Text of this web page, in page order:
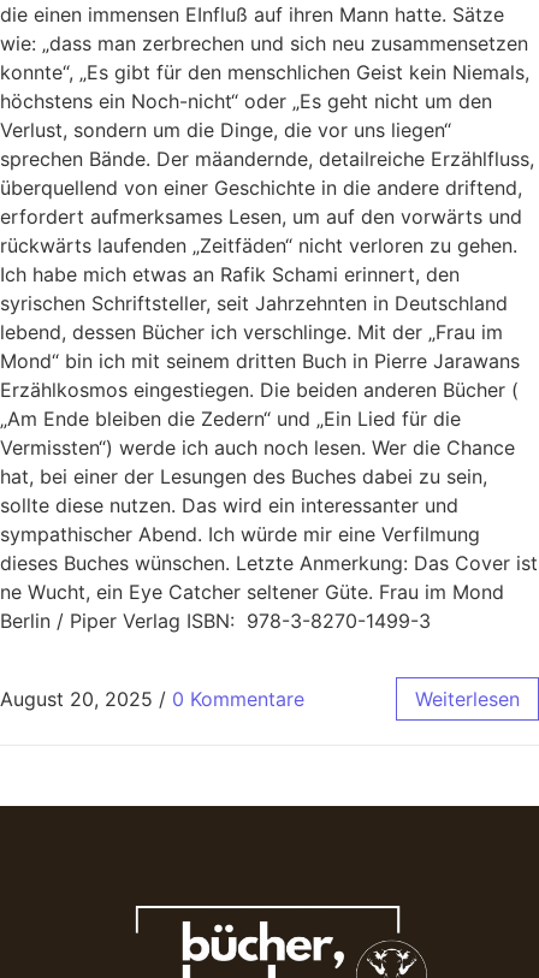
die einen immensen EInfluß auf ihren Mann hatte. Sätze
wie: „dass man zerbrechen und sich neu zusammensetzen
konnte“, „Es gibt für den menschlichen Geist kein Niemals,
höchstens ein Noch-nicht“ oder „Es geht nicht um den
Verlust, sondern um die Dinge, die vor uns liegen“
sprechen Bände. Der mäandernde, detailreiche Erzählfluss,
überquellend von einer Geschichte in die andere driftend,
erfordert aufmerksames Lesen, um auf den vorwärts und
rückwärts laufenden „Zeitfäden“ nicht verloren zu gehen.
Ich habe mich etwas an Rafik Schami erinnert, den
syrischen Schriftsteller, seit Jahrzehnten in Deutschland
lebend, dessen Bücher ich verschlinge. Mit der „Frau im
Mond“ bin ich mit seinem dritten Buch in Pierre Jarawans
Erzählkosmos eingestiegen. Die beiden anderen Bücher (
„Am Ende bleiben die Zedern“ und „Ein Lied für die
Vermissten“) werde ich auch noch lesen. Wer die Chance
hat, bei einer der Lesungen des Buches dabei zu sein,
sollte diese nutzen. Das wird ein interessanter und
sympathischer Abend. Ich würde mir eine Verfilmung
dieses Buches wünschen. Letzte Anmerkung: Das Cover ist
ne Wucht, ein Eye Catcher seltener Güte. Frau im Mond
Berlin / Piper Verlag ISBN: 978-3-8270-1499-3
August 20, 2025 / 0 Kommentare Weiterlesen